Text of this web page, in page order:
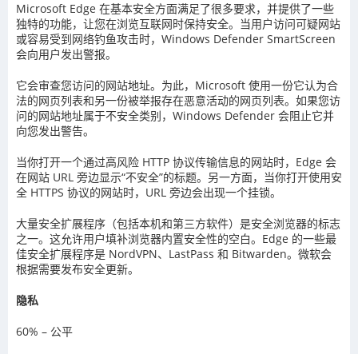
Microsoft Edge 在基本安全方面满足了很多要求，并提供了一些
独特的功能，让您在浏览互联网时保持安全。当用户访问可疑网站
或容易受到网络钓鱼攻击时，Windows Defender SmartScreen
会向用户发出警报。
它会审查您访问的网站地址。为此，Microsoft 使用一份它认为合
法的网页列表和另一份被举报存在恶意活动的网页列表。如果您访
问的网站地址属于不安全类别，Windows Defender 会阻止它并
向您发出警告。
当你打开一个通过高风险 HTTP 协议传输信息的网站时，Edge 会
在网站 URL 旁边显示“不安全”的标题。另一方面，当你打开使用安
全 HTTPS 协议的网站时，URL 旁边会出现一个挂锁。
大量安全扩展程序（包括本机和第三方软件）是安全浏览器的标志
之一。这允许用户填补浏览器内置安全性的空白。Edge 的一些最
佳安全扩展程序是 NordVPN、LastPass 和 Bitwarden。微软会
根据需要发布安全更新。
隐私
60% – 公平